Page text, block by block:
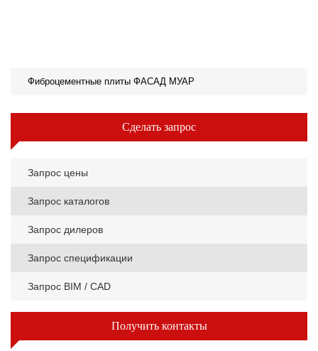
Фиброцементные плиты ФАСАД МУАР
Сделать запрос
Запрос цены
Запрос каталогов
Запрос дилеров
Запрос спецификации
Запрос BIM / CAD
Получить контакты